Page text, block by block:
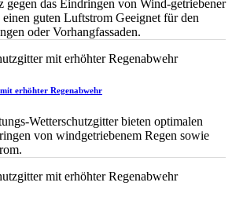
gegen das Eindringen von Wind-getriebener
guten Luftstrom Geeignet für den
oder Vorhangfassaden.
erhöhter Regenabwehr
Wetterschutzgitter bieten optimalen
von windgetriebenem Regen sowie